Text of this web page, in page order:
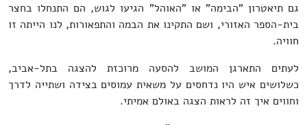
גם תיאטרון "הבימה" או "האוהל" הגיעו לגוש, הם התנחלו בחצר
בית-הספר האזורי, ושם התקינו את הבמה והתפאורות, לנו הייתה זו
חוויה.
לעתים התארגן המושב להסעה מרוכזת להצגה בתל-אביב,
כשלושים איש היו נדחסים על משאית עמוסים בצידה ושתייה לדרך
וחווים איך זה לראות הצגה באולם אמיתי.